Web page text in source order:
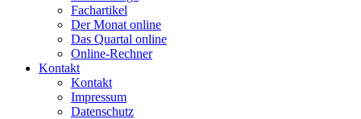
Fachartikel
Der Monat online
Das Quartal online
Online-Rechner
Kontakt
Kontakt
Impressum
Datenschutz